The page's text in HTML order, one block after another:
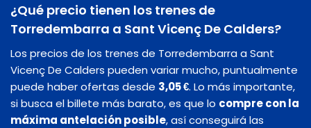
¿Qué precio tienen los trenes de
Torredembarra a Sant Vicenç De Calders?
Los precios de los trenes de Torredembarra a Sant
Vicenç De Calders pueden variar mucho, puntualmente
puede haber ofertas desde 3,05 €. Lo más importante,
si busca el billete más barato, es que lo compre con la
máxima antelación posible, así conseguirá las